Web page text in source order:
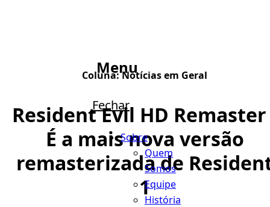
Menu
Fechar
Sobre
Quem
Somos
Equipe
História
Coluna:Notícias em Geral
Resident Evil HD Remaster
É a mais nova versão
remasterizada de
1